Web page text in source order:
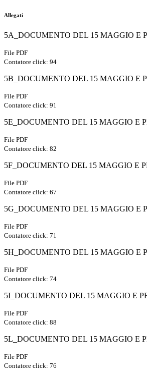
Allegati
5A_DOCUMENTO DEL 15 MAGGIO E
File PDF
Contatore click: 94
5B_DOCUMENTO DEL 15 MAGGIO E
File PDF
Contatore click: 91
5E_DOCUMENTO DEL 15 MAGGIO E
File PDF
Contatore click: 82
5F_DOCUMENTO DEL 15 MAGGIO E
File PDF
Contatore click: 67
5G_DOCUMENTO DEL 15 MAGGIO E
File PDF
Contatore click: 71
5H_DOCUMENTO DEL 15 MAGGIO E
File PDF
Contatore click: 74
5I_DOCUMENTO DEL 15 MAGGIO E
File PDF
Contatore click: 88
5L_DOCUMENTO DEL 15 MAGGIO E
File PDF
Contatore click: 76